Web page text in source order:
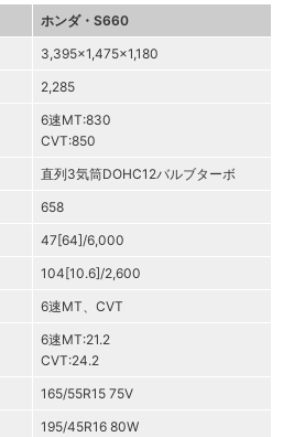
ホンダ・S660
3,395×1,475×1,180
2,285
6速MT:830
CVT:850
直列3気筒DOHC12バルブターボ
658
47[64]/6,000
104[10.6]/2,600
6速MT、CVT
6速MT:21.2
CVT:24.2
165/55R15 75V
195/45R16 80W